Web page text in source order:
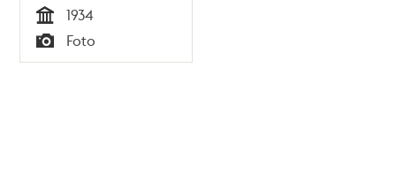
Tid
1934
Typ
Foto